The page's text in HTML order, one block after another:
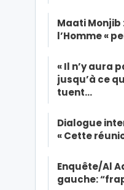
Maati
l’Homme «
« Il n’y aura
jusqu’à ce
tuent…
Dialogue
« Cette
Enquête/Al
gauche: